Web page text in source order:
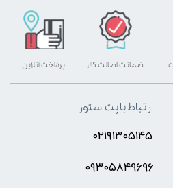
پرداخت آنلاین ضمانت اصالت کالا
ارتباط با پت استور
۰۲۱۹۱۳۰۵۱۴۵
۰۹۳۰۵8۴9696